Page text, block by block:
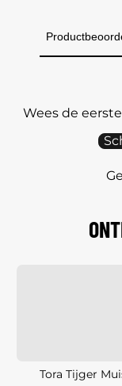
Wees de
Tora Tijger